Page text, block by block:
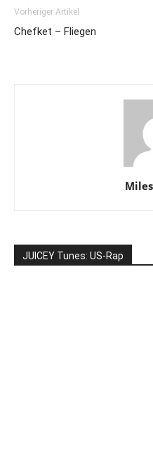
Vorheriger Artikel
Chefket – Fliegen
JUICEY Tunes: US-Rap